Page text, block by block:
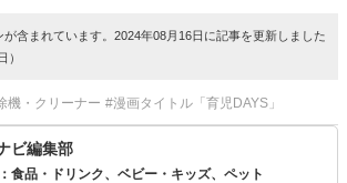
含まれています。2024年08月16日に記事を更新しました
）
機・クリーナー #漫画タイトル「育児DAYS」
ビ編集部
食品・ドリンク、ベビー・キッズ、ペット